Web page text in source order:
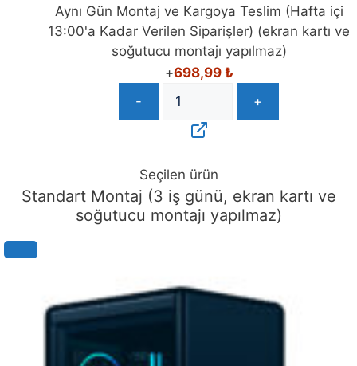
Aynı Gün Montaj ve Kargoya Teslim (Hafta içi
13:00'a Kadar Verilen Siparişler) (ekran kartı ve
soğutucu montajı yapılmaz)
+698,99 ₺
-
+
Seçilen ürün
Standart Montaj (3 iş günü, ekran kartı ve
soğutucu montajı yapılmaz)